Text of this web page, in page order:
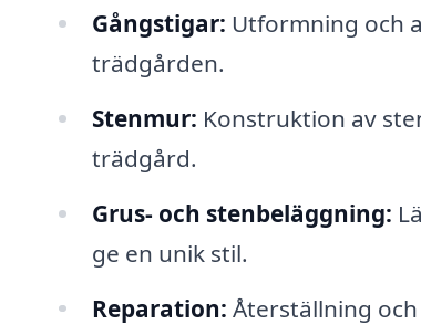
Gångstigar: Utformning och
trädgården.
Stenmur: Konstruktion av
trädgård.
Grus- och stenbeläggning:
ge en unik stil.
Reparation: Återställning